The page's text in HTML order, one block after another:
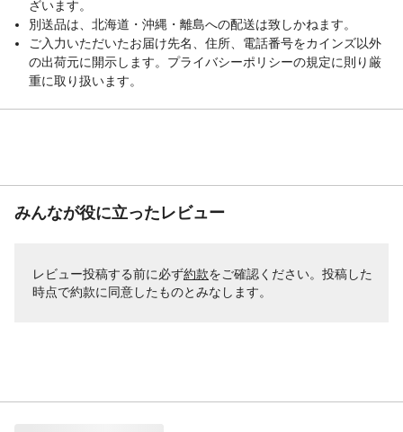
ざいます。
別送品は、北海道・沖縄・離島への配送は致しかねます。
ご入力いただいたお届け先名、住所、電話番号をカインズ以外
の出荷元に開示します。プライバシーポリシーの規定に則り厳
重に取り扱います。
みんなが役に立ったレビュー
レビュー投稿する前に必ず約款をご確認ください。投稿した
時点で約款に同意したものとみなします。